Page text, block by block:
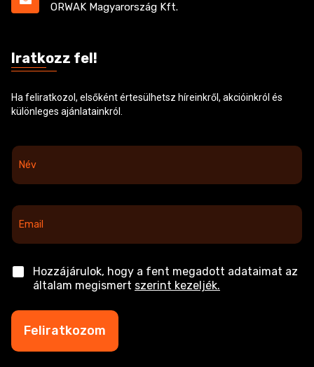
ORWAK Magyarország Kft.
Iratkozz fel!
Ha feliratkozol, elsőként értesülhetsz híreinkről, akcióinkról és
különleges ajánlatainkról.
N
v
E
m
a
l
*
C
c
o
Hozzájárulok, hogy a fent megadott adataimat az
általam megismert szerint kezeljék.
Feliratkozom